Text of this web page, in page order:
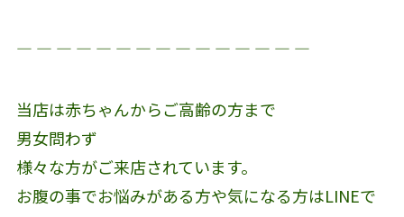
― ― ― ― ― ― ― ― ― ― ― ― ― ― ―
当店は赤ちゃんからご高齢の方まで
男女問わず
様々な方がご来店されています。
お腹の事でお悩みがある方や気になる方はLINEで